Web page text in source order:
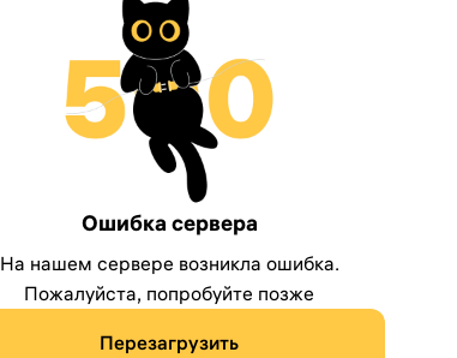
Ошибка сервера
На нашем сервере возникла ошибка.
Пожалуйста, попробуйте позже
Перезагрузить